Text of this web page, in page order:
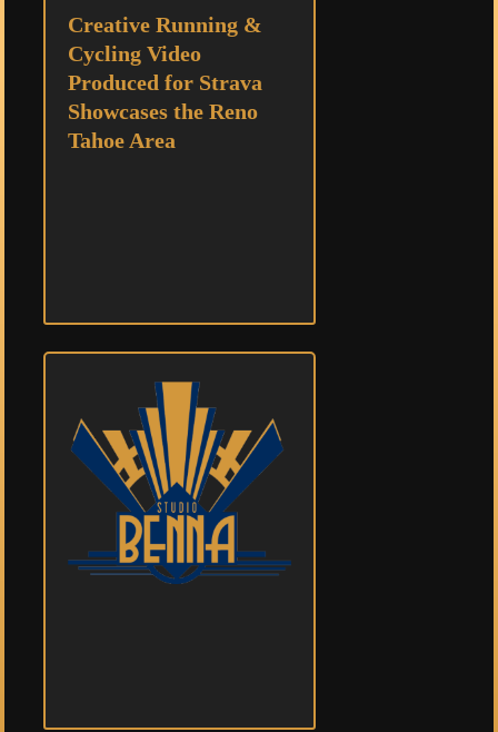
Creative Running &
Cycling Video
Produced for Strava
Showcases the Reno
Tahoe Area